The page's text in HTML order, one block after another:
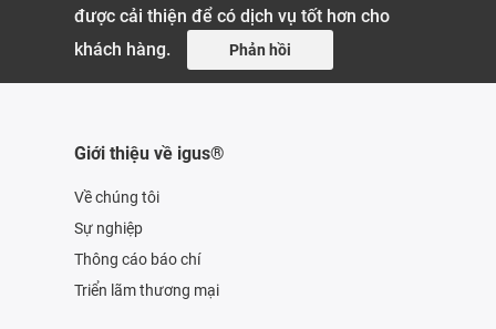
được cải thiện để có dịch vụ tốt hơn cho
khách hàng.
Phản hồi
Giới thiệu về igus®
Về chúng tôi
Sự nghiệp
Thông cáo báo chí
Triển lãm thương mại